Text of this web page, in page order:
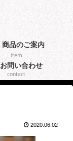
商品のご案内
item
お問い合わせ
contact
2020.06.02